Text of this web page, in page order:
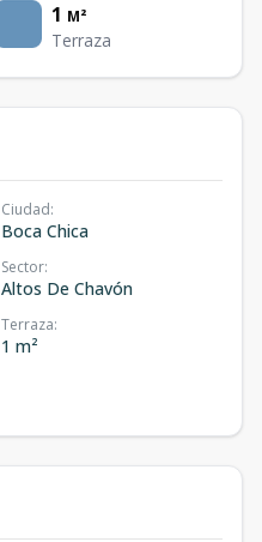
1 M²
Terraza
Ciudad:
Boca Chica
Sector:
Altos De Chavón
Terraza:
1 m²